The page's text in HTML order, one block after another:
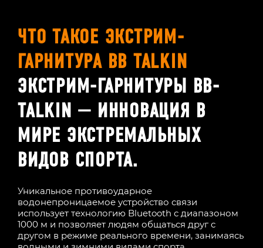
ЧТО ТАКОЕ ЭКСТРИМ-
ГАРНИТУРА BB TALKIN
ЭКСТРИМ-ГАРНИТУРЫ BB-
TALKIN — ИННОВАЦИЯ В
МИРЕ ЭКСТРЕМАЛЬНЫХ
ВИДОВ СПОРТА.
Уникальное противоударное
водонепроницаемое устройство связи
использует технологию Bluetooth с диапазоном
1000 м и позволяет людям общаться друг с
другом в режиме реального времени, занимаясь